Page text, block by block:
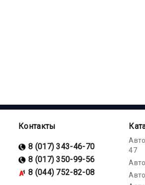
Контакты
8 (017) 343-46-70
8 (017) 350-99-56
8 (044) 752-82-08
47